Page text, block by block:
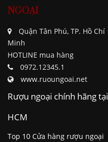
NGOẠI
Quận Tân Phú, TP. Hồ Chí
Minh
HOTLINE mua hàng
0972.12345.1
www.ruoungoai.net
Rượu ngoại chính hãng tại
HCM
Top 10 Cửa hàng rượu ngoại